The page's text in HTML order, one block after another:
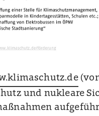
und nukleare